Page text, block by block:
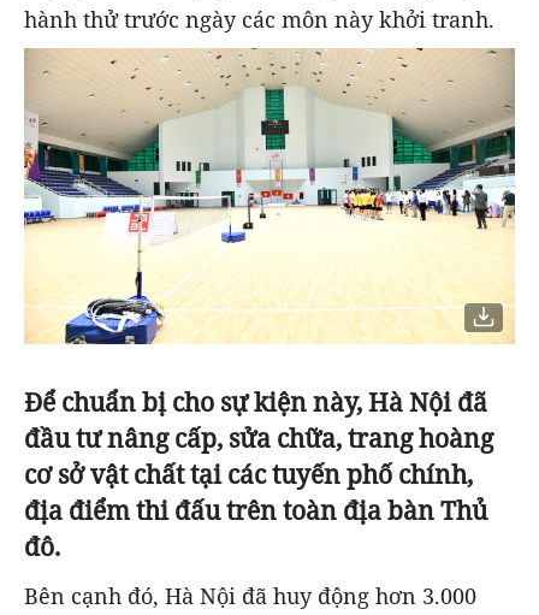
hành thử trước ngày các môn này khởi tranh.
Để chuẩn bị cho sự kiện này, Hà Nội đã
đầu tư nâng cấp, sửa chữa, trang hoàng
cơ sở vật chất tại các tuyến phố chính,
địa điểm thi đấu trên toàn địa bàn Thủ
đô.
Bên cạnh đó, Hà Nội đã huy động hơn 3.000